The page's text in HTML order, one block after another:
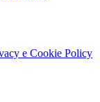
e Cookie Policy